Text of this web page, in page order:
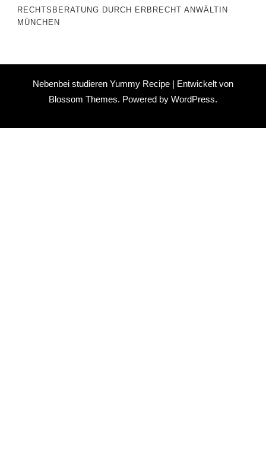
RECHTSBERATUNG DURCH ERBRECHT ANWÄLTIN
MÜNCHEN
Nebenbei studieren Yummy Recipe | Entwickelt von
Blossom Themes. Powered by WordPress.